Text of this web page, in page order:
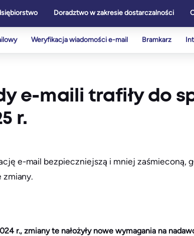
Doradztwo w zakresie dostarczalności
Weryfikacja wiadomości e-mail Bramkarz
e-maili trafiły do
r.
e-mail bezpieczniejszą i mniej zaśmieconą,
r., zmiany te nałożyły nowe wymagania na